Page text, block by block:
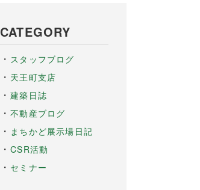
CATEGORY
スタッフブログ
天王町支店
建築日誌
不動産ブログ
まちかど展示場日記
CSR活動
セミナー